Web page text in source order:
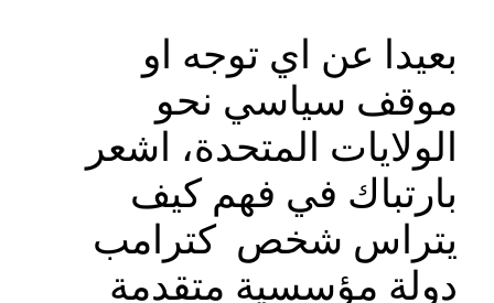
بعيدا عن اي توجه او
موقف سياسي نحو
الولايات المتحدة، اشعر
بارتباك في فهم كيف
يتراس شخص كترامب
دولة مؤسسية متقدمة